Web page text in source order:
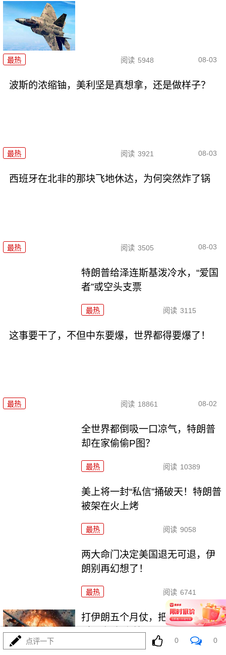
最热 阅读 5948 08-03
波斯的浓缩铀，美利坚是真想拿，还是做样子？
最热 阅读 3921 08-03
西班牙在北非的那块飞地休达，为何突然炸了锅
最热 阅读 3505 08-03
特朗普给泽连斯基泼冷水，“爱国
者”或空头支票
最热 阅读 3115
这事要干了，不但中东要爆，世界都得要爆了！
最热 阅读 18861 08-02
全世界都倒吸一口凉气，特朗普
却在家偷偷P图？
最热 阅读 10389
美上将一封“私信”捅破天！特朗普
被架在火上烤
最热 阅读 9058
两大命门决定美国退无可退，伊
朗别再幻想了！
最热 阅读 6741
打伊朗五个月仗，把美军打成了
“十口锅九个盖”
点评一下 0 0